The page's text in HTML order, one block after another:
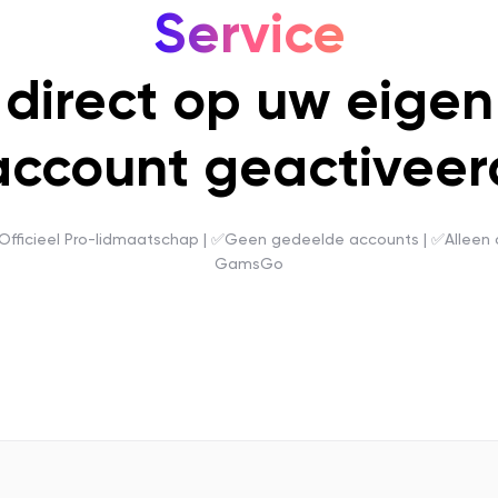
Service
direct op uw eigen
Pro-lidmaatschap | ✅Geen gedeelde accounts | ✅Alleen
GamsGo